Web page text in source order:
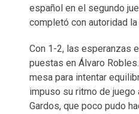
español en el segundo
completó con autoridad
Con 1-2, las esperanzas
puestas en Álvaro
mesa para intentar
impuso su ritmo de juego
Gardos, que poco pudo